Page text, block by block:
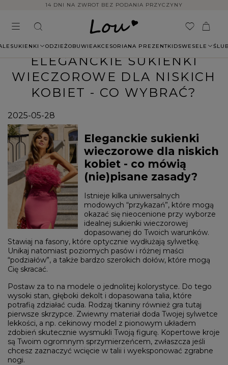
14 DNI NA ZWROT BEZ PODANIA PRZYCZYNY
SUKIENKI ODZIEŻOBUWIEAKCESORIANA PREZENTKIDSWESELE
ELEGANCKIE SUKIENKI
WIECZOROWE DLA NISKICH
KOBIET - CO WYBRAĆ?
2025-05-28
Eleganckie sukienki
wieczorowe dla niskich
kobiet - co mówią
(nie)pisane zasady?
Istnieje kilka uniwersalnych
modowych “przykazań”, które mogą
okazać się nieocenione przy wyborze
idealnej sukienki wieczorowej
dopasowanej do Twoich warunków.
Stawiaj na fasony, które optycznie wydłużają sylwetkę.
Unikaj natomiast poziomych pasów i różnej maści
“podziałów”, a także bardzo szerokich dołów, które mogą
Cię skracać.
Postaw za to na modele o jednolitej kolorystyce. Do tego
wysoki stan, głęboki dekolt i dopasowana talia, które
potrafią zdziałać cuda. Rodzaj tkaniny również gra tutaj
pierwsze skrzypce. Zwiewny materiał doda Twojej sylwetce
lekkości, a np. cekinowy model z pionowym układem
zdobień skutecznie wysmukli Twoją figurę. Kopertowe kroje
są Twoim ogromnym sprzymierzeńcem, zwłaszcza jeśli
chcesz zaznaczyć wcięcie w talii i wyeksponować zgrabne
nogi.